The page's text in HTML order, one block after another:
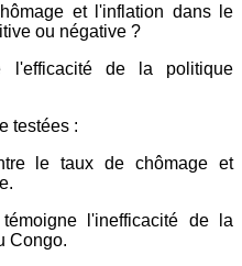
et l'inflation dans le
ou négative ?
l'efficacité de la politique
testées :
le taux de chômage et
l'inefficacité de la
Congo.